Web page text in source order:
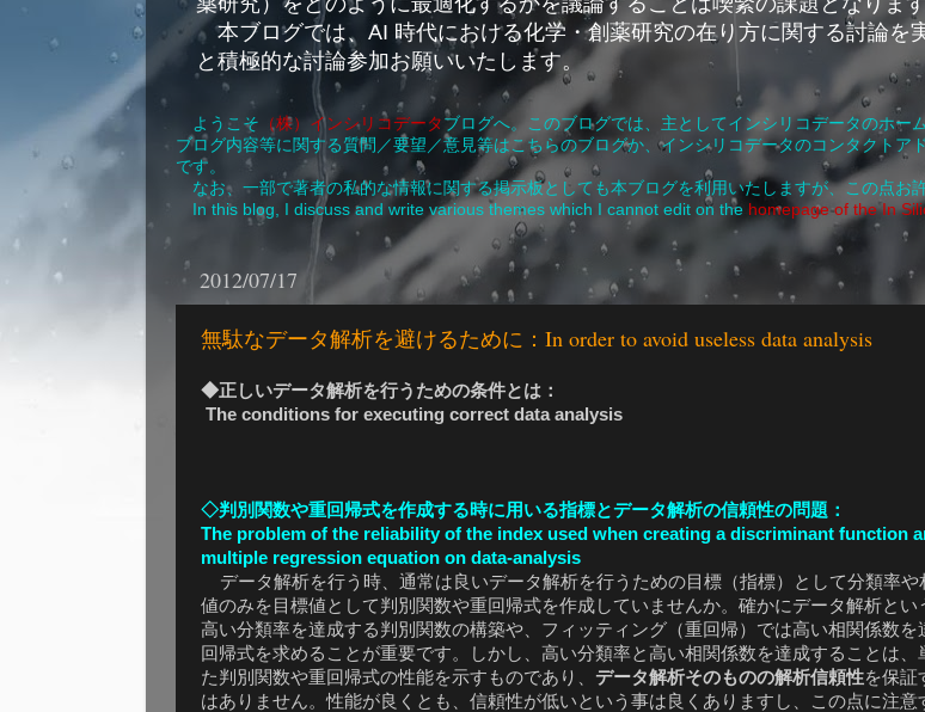
本ブログでは、AI 時代における化学・創薬研究の在り方に関する討論を
と積極的な討論参加お願いいたします。
ようこそ （株）インシリコデータ ブログへ。このブログでは、主としてインシリコデータのホ
ブログ内容等に関する質問／要望／意見等はこちらのブログか、インシリコデータのコンタクトア
です。
なお、一部で著者の私的な情報に関する掲示板としても本ブログを利用いたしますが、この点お
In this blog, I discuss and write various themes which I cannot edit on the homepage of the In
2012/07/17
無駄なデータ解析を避けるために：In order to avoid useless data analysis
◆正しいデータ解析を行うための条件とは：
The conditions for executing correct data analysis
◇判別関数や重回帰式を作成する時に用いる指標とデータ解析の信頼性の問題：
The problem of the reliability of the index used when creating a discriminant function
multiple regression equation on data-analysis
データ解析を行う時、通常は良いデータ解析を行うための目標（指標）として分類率や
値のみを目標値として判別関数や重回帰式を作成していませんか。確かにデータ解析とい
高い分類率を達成する判別関数の構築や、フィッティング（重回帰）では高い相関係数を
回帰式を求めることが重要です。しかし、高い分類率と高い相関係数を達成することは、
た判別関数や重回帰式の性能を示すものであり、 データ解析そのものの解析信頼性を保証
はありません。性能が良くとも、信頼性が低いという事は良くありますし、この点に注意